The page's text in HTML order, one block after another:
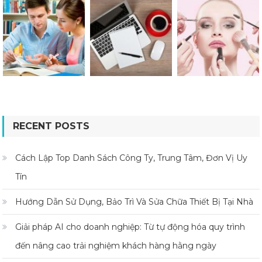
RECENT POSTS
Cách Lập Top Danh Sách Công Ty, Trung Tâm, Đơn Vị Uy
Tín
Hướng Dẫn Sử Dụng, Bảo Trì Và Sửa Chữa Thiết Bị Tại Nhà
Giải pháp AI cho doanh nghiệp: Từ tự động hóa quy trình
đến nâng cao trải nghiệm khách hàng hằng ngày